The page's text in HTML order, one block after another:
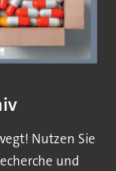
Nutzen Sie
und